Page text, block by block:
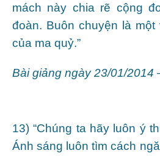
mách này chia rẽ cộng
đoàn. Buôn chuyện là
của ma quỷ.”
Bài giảng ngày 23/01/2014
13) “Chúng ta hãy luôn ý
Ánh sáng luôn tìm cách